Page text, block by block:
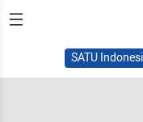
SATU